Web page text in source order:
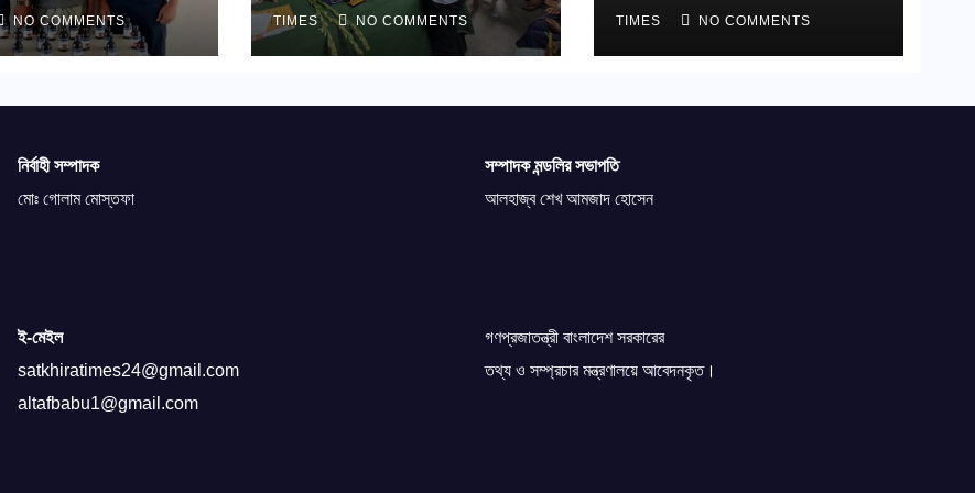
NO COMMENTS TIMES NO COMMENTS TIMES NO COMMENTS
নির্বাহী সম্পাদক
মোঃ গোলাম মোস্তফা
সম্পাদক মন্ডলির সভাপতি
আলহাজ্ব শেখ আমজাদ হোসেন
ই-মেইল
satkhiratimes24@gmail.com
altafbabu1@gmail.com
গণপ্রজাতন্ত্রী বাংলাদেশ সরকারের
তথ্য ও সম্প্রচার মন্ত্রণালয়ে আবেদনকৃত।